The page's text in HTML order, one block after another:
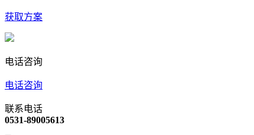
获取方案
电话咨询
电话咨询
联系电话
0531-89005613